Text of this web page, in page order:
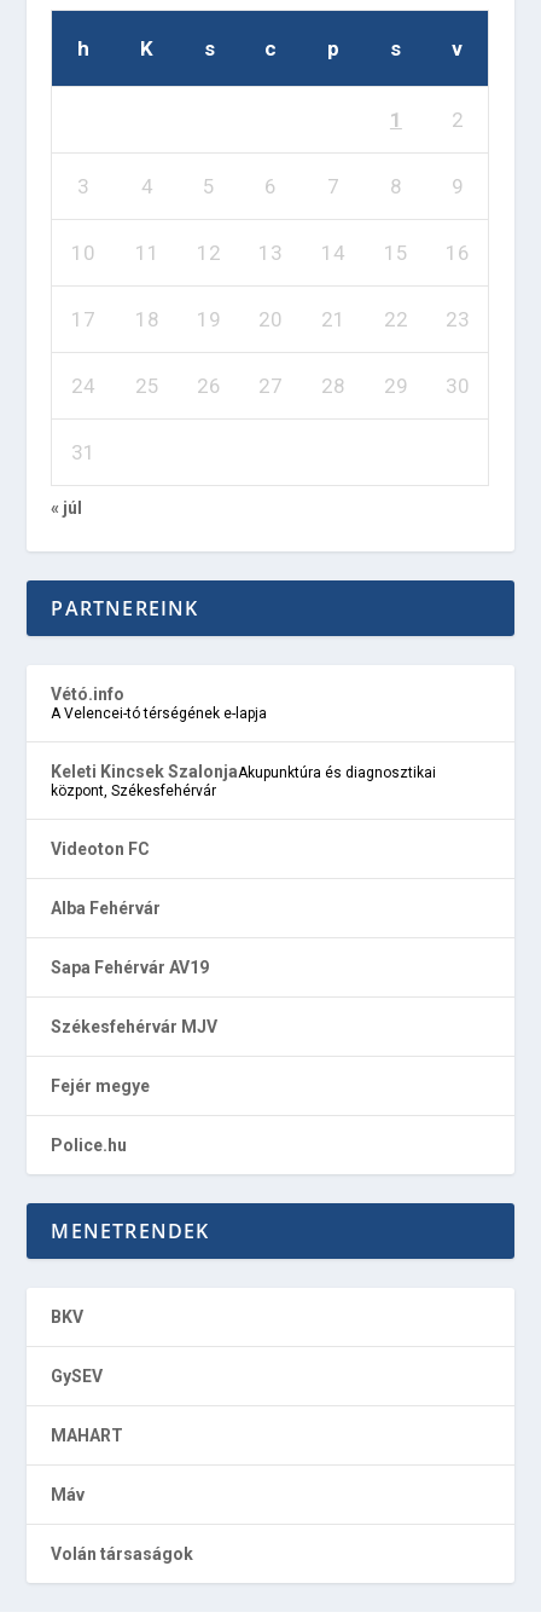
h K s c p s v
1 2
3 4 5 6 7 8 9
10 11 12 13 14 15 16
17 18 19 20 21 22 23
24 25 26 27 28 29 30
31
« júl
PARTNEREINK
Vétó.info
A Velencei-tó térségének e-lapja
Keleti Kincsek SzalonjaAkupunktúra és diagnosztikai
központ, Székesfehérvár
Videoton FC
Alba Fehérvár
Sapa Fehérvár AV19
Székesfehérvár MJV
Fejér megye
Police.hu
MENETRENDEK
BKV
GySEV
MAHART
Máv
Volán társaságok